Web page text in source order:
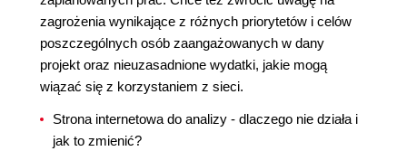
zagrożenia wynikające z różnych priorytetów i celów
poszczególnych osób zaangażowanych w dany
projekt oraz nieuzasadnione wydatki, jakie mogą
wiązać się z korzystaniem z sieci.
Strona internetowa do analizy - dlaczego nie działa i
jak to zmienić?